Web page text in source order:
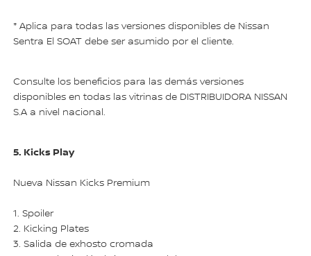
* Aplica para todas las versiones disponibles de Nissan
Sentra El SOAT debe ser asumido por el cliente.
Consulte los beneficios para las demás versiones
disponibles en todas las vitrinas de DISTRIBUIDORA NISSAN
S.A a nivel nacional.
5. Kicks Play
Nueva Nissan Kicks Premium
1. Spoiler
2. Kicking Plates
3. Salida de exhosto cromada